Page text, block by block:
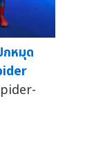
กหมุด